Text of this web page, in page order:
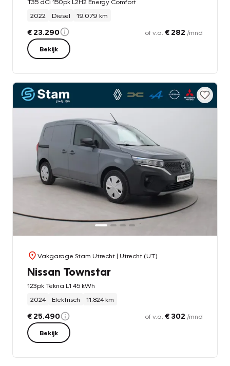
2022
Diesel 19.079 km
€ 23.290 of v.a. € 282 /mnd
Bekijk
Vakgarage Stam Utrecht| Utrecht (UT)
Nissan Townstar
123pk Tekna L1 45 kWh
2024
Elektrisch 11.824 km
€ 25.490 of v.a. € 302 /mnd
Bekijk